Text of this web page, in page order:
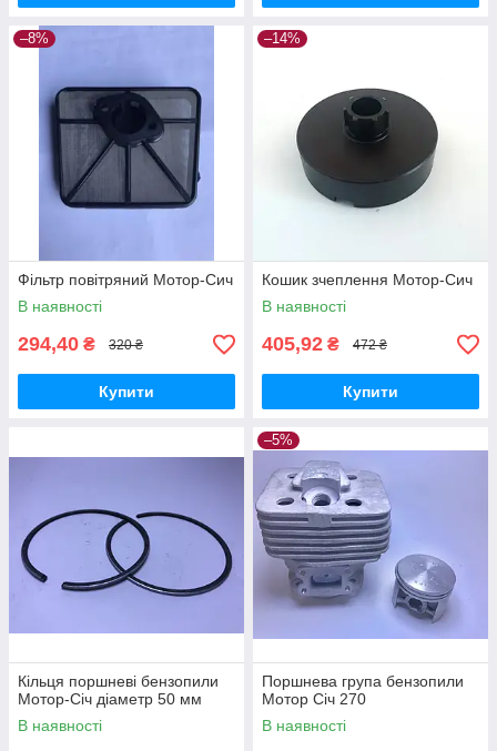
–8%
Фільтр повітряний Мотор-Сич
В наявності
294,40 ₴ 320 ₴
Купити
–14%
Кошик зчеплення Мотор-Сич
В наявності
405,92 ₴ 472 ₴
Купити
Кільця поршневі бензопили
Мотор-Січ діаметр 50 мм
В наявності
–5%
Поршнева група бензопили
Мотор Січ 270
В наявності